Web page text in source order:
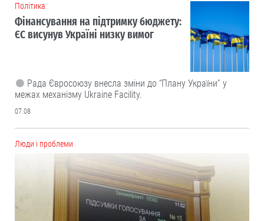
Політика
Фінансування на підтримку бюджету:
ЄС висунув Україні низку вимог
Рада Євросоюзу внесла зміни до “Плану України” у
межах механізму Ukraine Facility.
07.08
Люди і проблеми